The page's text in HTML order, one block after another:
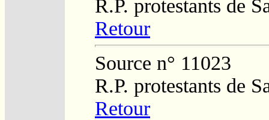
R.P. protestants de
Retour
Source n° 11023
R.P. protestants de
Retour